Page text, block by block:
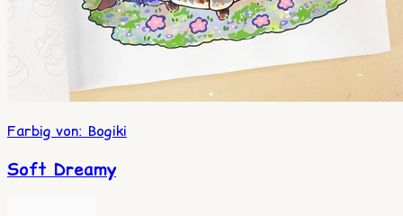
Farbig von: Bogiki
Soft Dreamy